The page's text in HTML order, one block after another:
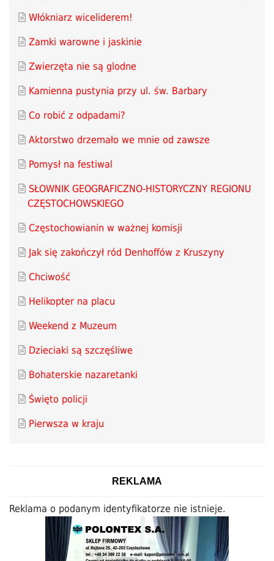
Włókniarz wiceliderem!
Zamki warowne i jaskinie
Zwierzęta nie są glodne
Kamienna pustynia przy ul. św. Barbary
Co robić z odpadami?
Aktorstwo drzemało we mnie od zawsze
Pomysł na festiwal
SŁOWNIK GEOGRAFICZNO-HISTORYCZNY REGIONU
CZĘSTOCHOWSKIEGO
Częstochowianin w ważnej komisji
Jak się zakończył ród Denhoffów z Kruszyny
Chciwość
Helikopter na placu
Weekend z Muzeum
Dzieciaki są szczęśliwe
Bohaterskie nazaretanki
Święto policji
Pierwsza w kraju
REKLAMA
Reklama o podanym identyfikatorze nie istnieje.